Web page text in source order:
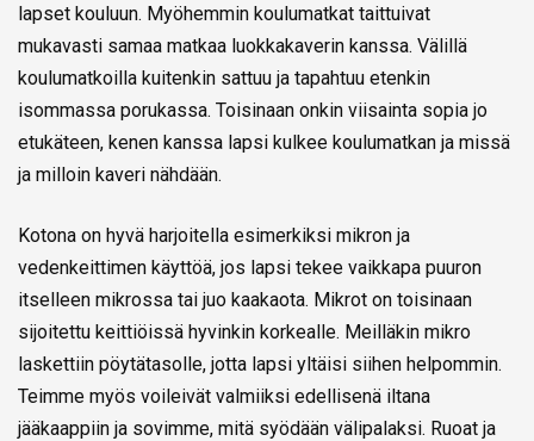
lapset kouluun. Myöhemmin koulumatkat taittuivat
mukavasti samaa matkaa luokkakaverin kanssa. Välillä
koulumatkoilla kuitenkin sattuu ja tapahtuu etenkin
isommassa porukassa. Toisinaan onkin viisainta sopia jo
etukäteen, kenen kanssa lapsi kulkee koulumatkan ja missä
ja milloin kaveri nähdään.
Kotona on hyvä harjoitella esimerkiksi mikron ja
vedenkeittimen käyttöä, jos lapsi tekee vaikkapa puuron
itselleen mikrossa tai juo kaakaota. Mikrot on toisinaan
sijoitettu keittiöissä hyvinkin korkealle. Meilläkin mikro
laskettiin pöytätasolle, jotta lapsi yltäisi siihen helpommin.
Teimme myös voileivät valmiiksi edellisenä iltana
jääkaappiin ja sovimme, mitä syödään välipalaksi. Ruoat ja